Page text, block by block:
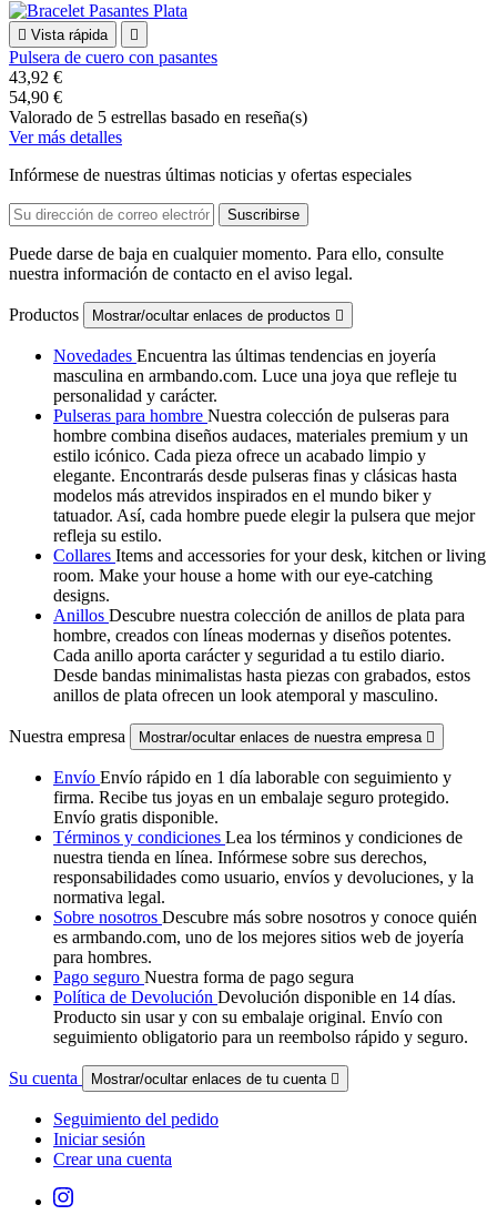
 Vista rápida 
Pulsera de cuero con pasantes
43,92 €
54,90 €
Valorado de 5 estrellas basado en reseña(s)
Ver más detalles
Infórmese de nuestras últimas noticias y ofertas especiales
Puede darse de baja en cualquier momento. Para ello, consulte
nuestra información de contacto en el aviso legal.
Productos Mostrar/ocultar enlaces de productos 
Novedades Encuentra las últimas tendencias en joyería
masculina en armbando.com. Luce una joya que refleje tu
personalidad y carácter.
Pulseras para hombre Nuestra colección de pulseras para
hombre combina diseños audaces, materiales premium y un
estilo icónico. Cada pieza ofrece un acabado limpio y
elegante. Encontrarás desde pulseras finas y clásicas hasta
modelos más atrevidos inspirados en el mundo biker y
tatuador. Así, cada hombre puede elegir la pulsera que mejor
refleja su estilo.
Collares Items and accessories for your desk, kitchen or living
room. Make your house a home with our eye-catching
designs.
Anillos Descubre nuestra colección de anillos de plata para
hombre, creados con líneas modernas y diseños potentes.
Cada anillo aporta carácter y seguridad a tu estilo diario.
Desde bandas minimalistas hasta piezas con grabados, estos
anillos de plata ofrecen un look atemporal y masculino.
Nuestra empresa Mostrar/ocultar enlaces de nuestra empresa 
Envío Envío rápido en 1 día laborable con seguimiento y
firma. Recibe tus joyas en un embalaje seguro protegido.
Envío gratis disponible.
Términos y condiciones Lea los términos y condiciones de
nuestra tienda en línea. Infórmese sobre sus derechos,
responsabilidades como usuario, envíos y devoluciones, y la
normativa legal.
Sobre nosotros Descubre más sobre nosotros y conoce quién
es armbando.com, uno de los mejores sitios web de joyería
para hombres.
Pago seguro Nuestra forma de pago segura
Política de Devolución Devolución disponible en 14 días.
Producto sin usar y con su embalaje original. Envío con
seguimiento obligatorio para un reembolso rápido y seguro.
Su cuenta Mostrar/ocultar enlaces de tu cuenta 
Seguimiento del pedido
Iniciar sesión
Crear una cuenta